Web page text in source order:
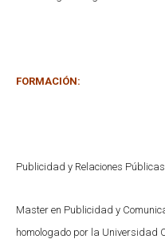
FORMACIÓN:
Publicidad y Relaciones
Master en Publicidad y
homologado por la Universidad